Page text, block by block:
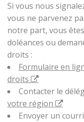
Si vous nous
vous ne parvenez
notre part, vous
doléances ou
droits :
Formulaire en
droits
Contacter le
votre région
Envoyer un